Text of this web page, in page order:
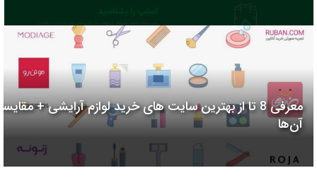
بگذارید.
لینک
معرفی 8 تا از بهترین سایت های خرید لوازم آرایشی +
آن‌ها